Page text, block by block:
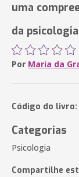
uma
da psicologia
Por Maria da
Código do livro:
Categorias
Psicologia
Compartilhe